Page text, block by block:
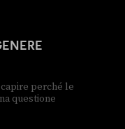
perché le
questione